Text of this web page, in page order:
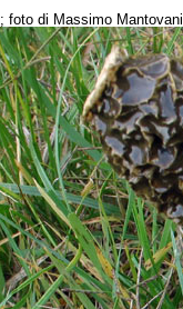
; foto di Massimo Mantovani